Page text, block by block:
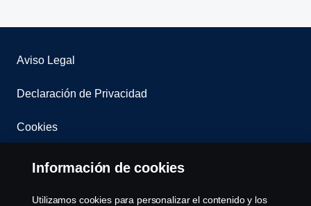
Aviso Legal
Declaración de Privacidad
Cookies
Contacta con nosotros
Whistleblowing
Información de cookies
Utilizamos cookies para personalizar el contenido y los